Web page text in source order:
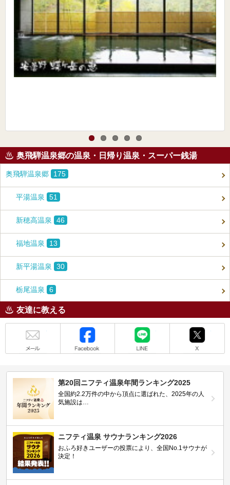
奥飛騨温泉郷の温泉・日帰り温泉・スーパー銭湯
奥飛騨温泉郷 175
平湯温泉 51
新穂高温泉 46
福地温泉 13
新平湯温泉 30
栃尾温泉 6
友達に教える
第20回ニフティ温泉年間ランキング2025
全国約2.2万件の中から頂点に選ばれた、2025年の人
気施設は…
ニフティ温泉 サウナランキング2026
おふろ好きユーザーの投票により、全国No.1サウナが
決定！